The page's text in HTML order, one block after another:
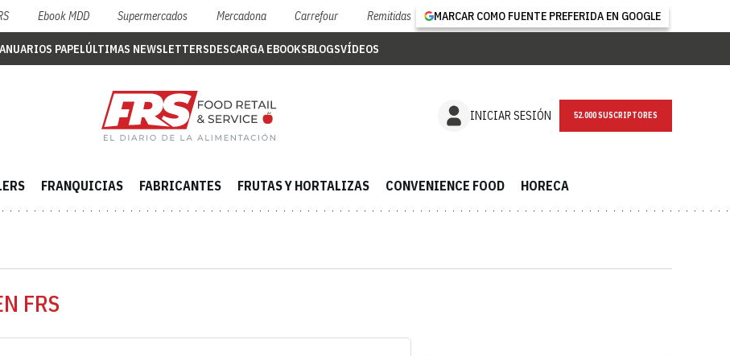
Ebook MDD Supermercados Mercadona Carrefour Remitidas MARCAR COMO FUENTE PREFERIDA EN GOOGLE
ANUARIOS PAPELÚLTIMAS NEWSLETTERSDESCARGA EBOOKSBLOGSVÍDEOS
INICIAR SESIÓN 52.000 SUSCRIPTORES
FRANQUICIAS FABRICANTES FRUTAS Y HORTALIZAS CONVENIENCE FOOD HORECA
FRS